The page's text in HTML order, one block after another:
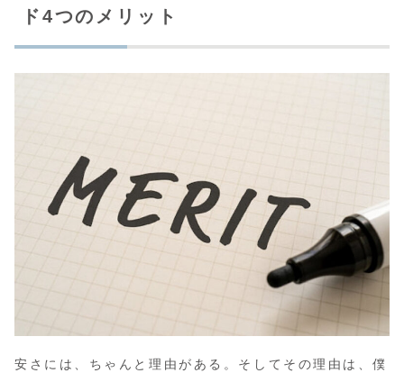
ド4つのメリット
安さには、ちゃんと理由がある。そしてその理由は、僕